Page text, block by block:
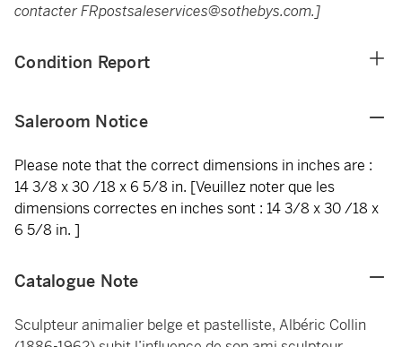
contacterFRpostsaleservices@sothebys.com.]
Condition Report
Saleroom Notice
Please note that the correct dimensions in inches are :
14 3/8 x 30 /18 x 6 5/8 in. [Veuillez noter que les
dimensions correctes en inches sont : 14 3/8 x 30 /18 x
6 5/8 in. ]
Catalogue Note
Sculpteur animalier belge et pastelliste, Albéric Collin